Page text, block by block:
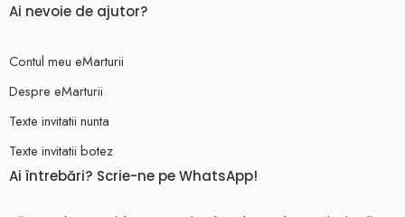
Ai nevoie de ajutor?
Contul meu eMarturii
Despre eMarturii
Texte invitatii nunta
Texte invitatii botez
Ai întrebări? Scrie-ne pe WhatsApp!